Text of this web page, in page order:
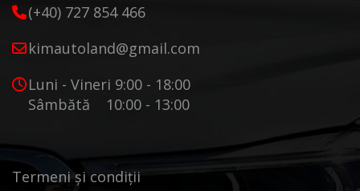
(+40) 727 854 466
kimautoland@gmail.com
Luni - Vineri 9:00 - 18:00
Sâmbătă 10:00 - 13:00
Termeni și condiții